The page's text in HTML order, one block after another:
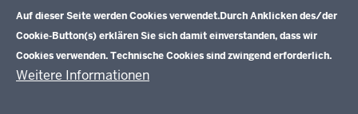
Auf dieser Seite werden Cookies verwendet.Durch Anklicken des/der
Cookie-Button(s) erklären Sie sich damit einverstanden, dass wir
Cookies verwenden. Technische Cookies sind zwingend erforderlich.
Weitere Informationen
Veröffentlichungen
Schulentwicklung NRW
Schulentwicklung
Unterricht
Standardsicherung NRW